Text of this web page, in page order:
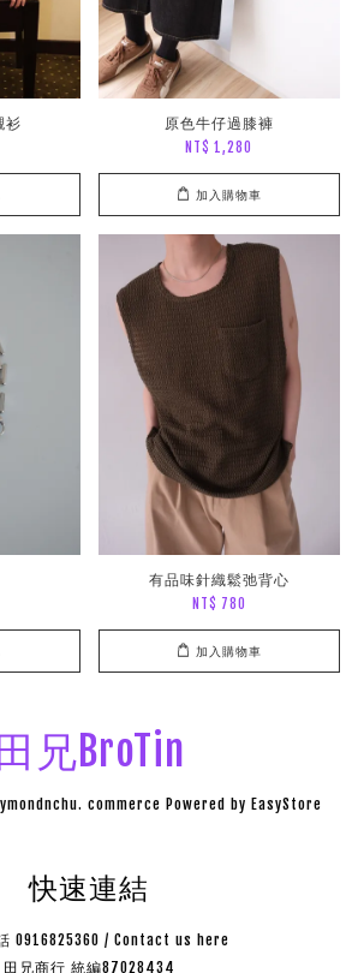
衫 原色牛仔過膝褲
NT$ 1,280
加入購物車
有品味針織鬆弛背心
NT$ 780
加入購物車
兄BroTin
commerce Powered by EasyStore
快速連結
0916825360 / Contact us here
田兄商行 統編87028434